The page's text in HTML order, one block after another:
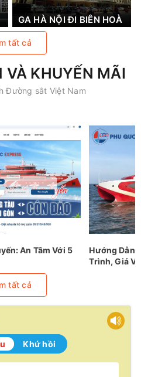
GA HÀ NỘI ĐI BIÊN HOÀ
tất cả
KHUYẾN MÃI
Đường sắt Việt Nam
An Tâm Với 5
Hướng Dẫn
Trình, Giá Vé
tất cả
Khứ hồi